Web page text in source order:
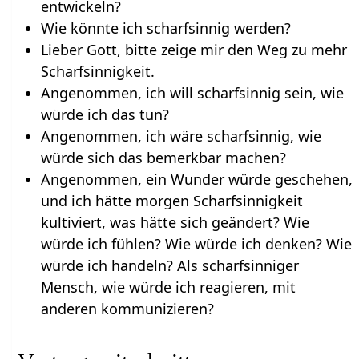
entwickeln?
Wie könnte ich scharfsinnig werden?
Lieber Gott, bitte zeige mir den Weg zu mehr
Scharfsinnigkeit.
Angenommen, ich will scharfsinnig sein, wie
würde ich das tun?
Angenommen, ich wäre scharfsinnig, wie
würde sich das bemerkbar machen?
Angenommen, ein Wunder würde geschehen,
und ich hätte morgen Scharfsinnigkeit
kultiviert, was hätte sich geändert? Wie
würde ich fühlen? Wie würde ich denken? Wie
würde ich handeln? Als scharfsinniger
Mensch, wie würde ich reagieren, mit
anderen kommunizieren?